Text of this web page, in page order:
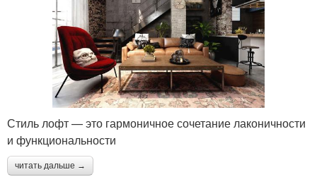
Стиль лофт — это гармоничное сочетание лаконичности
и функциональности
читать дальше →